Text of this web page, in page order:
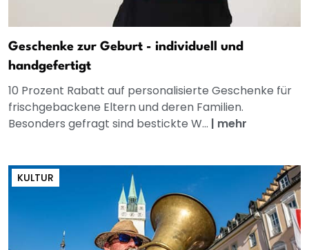
Geschenke zur Geburt - individuell und
handgefertigt
10 Prozent Rabatt auf personalisierte Geschenke für
frischgebackene Eltern und deren Familien.
Besonders gefragt sind bestickte W... | mehr
KULTUR